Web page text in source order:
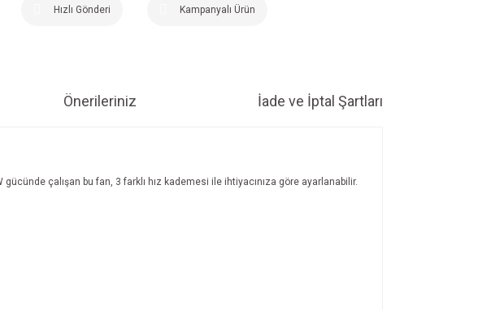
Hızlı Gönderi Kampanyalı Ürün
Önerileriniz İade ve İptal Şartları
çalışan bu fan, 3 farklı hız kademesi ile ihtiyacınıza göre ayarlanabilir.